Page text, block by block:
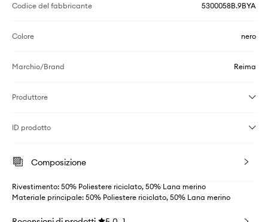
Codice del fabbricante 5300058B.9BYA
Colore nero
Marchio/Brand Reima
Produttore
ID prodotto
Composizione
Rivestimento: 50% Poliestere riciclato, 50% Lana merino
Materiale principale: 50% Poliestere riciclato, 50% Lana merino